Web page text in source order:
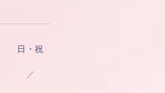
日・祝
／